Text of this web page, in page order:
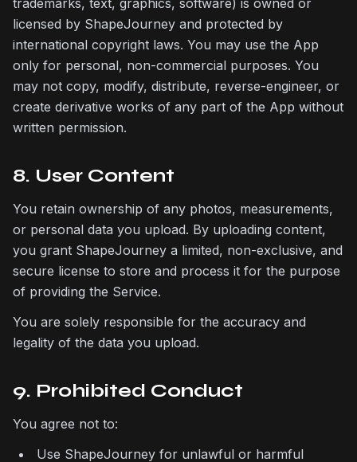
trademarks, text, graphics, software) is owned or
licensed by ShapeJourney and protected by
international copyright laws. You may use the App
only for personal, non-commercial purposes. You
may not copy, modify, distribute, reverse-engineer, or
create derivative works of any part of the App without
written permission.
8. User Content
You retain ownership of any photos, measurements,
or personal data you upload. By uploading content,
you grant ShapeJourney a limited, non-exclusive, and
secure license to store and process it for the purpose
of providing the Service.
You are solely responsible for the accuracy and
legality of the data you upload.
9. Prohibited Conduct
You agree not to:
Use ShapeJourney for unlawful or harmful